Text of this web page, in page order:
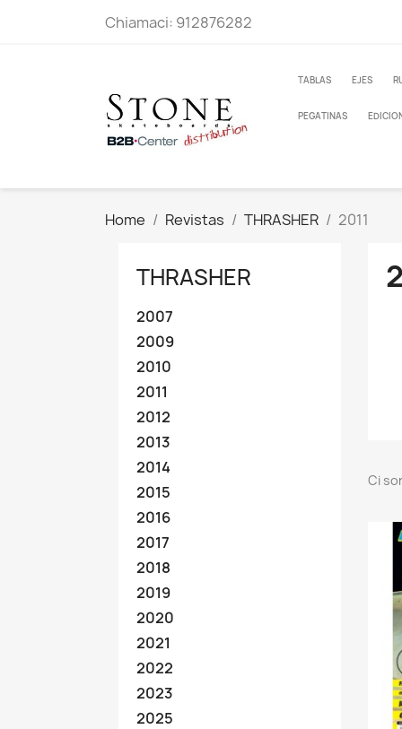
Chiamaci: 912876282
TABLAS EJES
PEGATINAS
Home Revistas THRASHER 2011
THRASHER
2007
2009
2010
2011
2012
2013
2014
2015
2016
2017
2018
2019
2020
2021
2022
2023
2025
Ci